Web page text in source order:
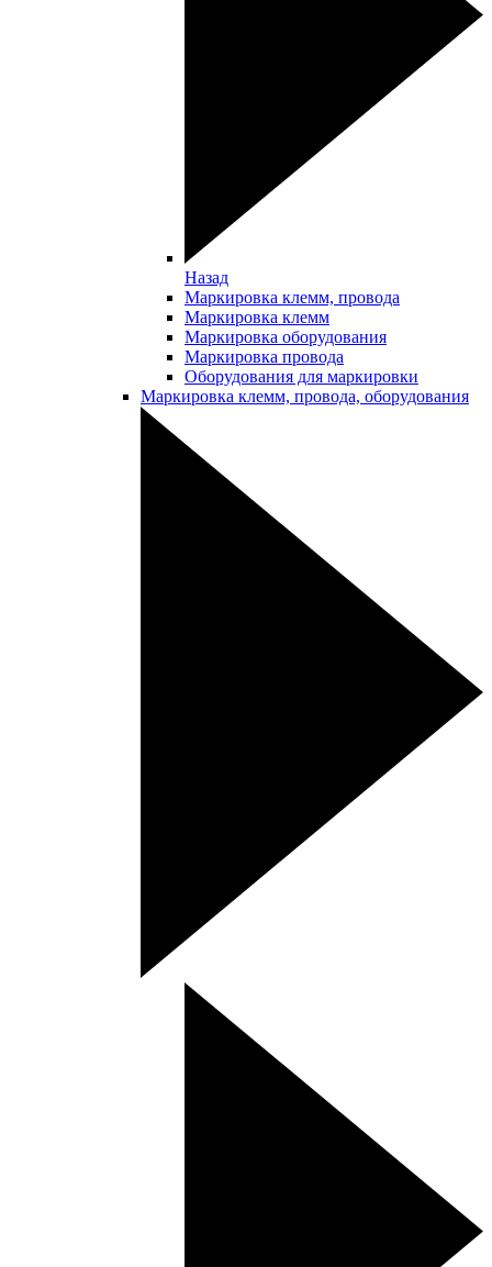
Назад
Маркировка клемм, провода
Маркировка клемм
Маркировка оборудования
Маркировка провода
Оборудования для маркировки
Маркировка клемм, провода, оборудования